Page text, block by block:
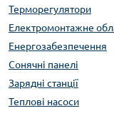
Терморегулятори
Електромонтажне
Енергозабезпечення
Сонячні панелі
Зарядні станції
Теплові насоси